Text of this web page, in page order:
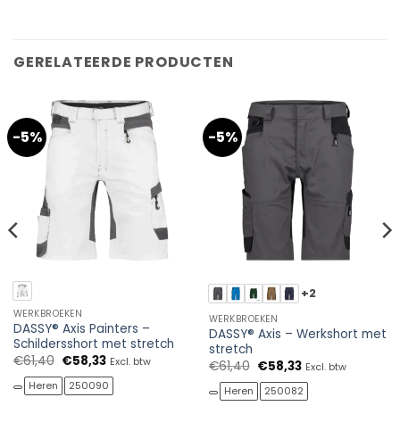
GERELATEERDE PRODUCTEN
-5%
WERKBROEKEN
DASSY® Axis Painters –
Schildersshort met stretch
€61,40 Oorspronkelijke
was:
€61,40.
€58,33Huidige
is:
€58,33.
Excl. btw
Heren 250090
-5%
+2
WERKBROEKEN
DASSY® Axis – Werkshort met
stretch
€61,40 Oorspronkelijke
was:
€61,40.
€58,33Huidige
is:
€58,33.
Excl. btw
Heren 250082